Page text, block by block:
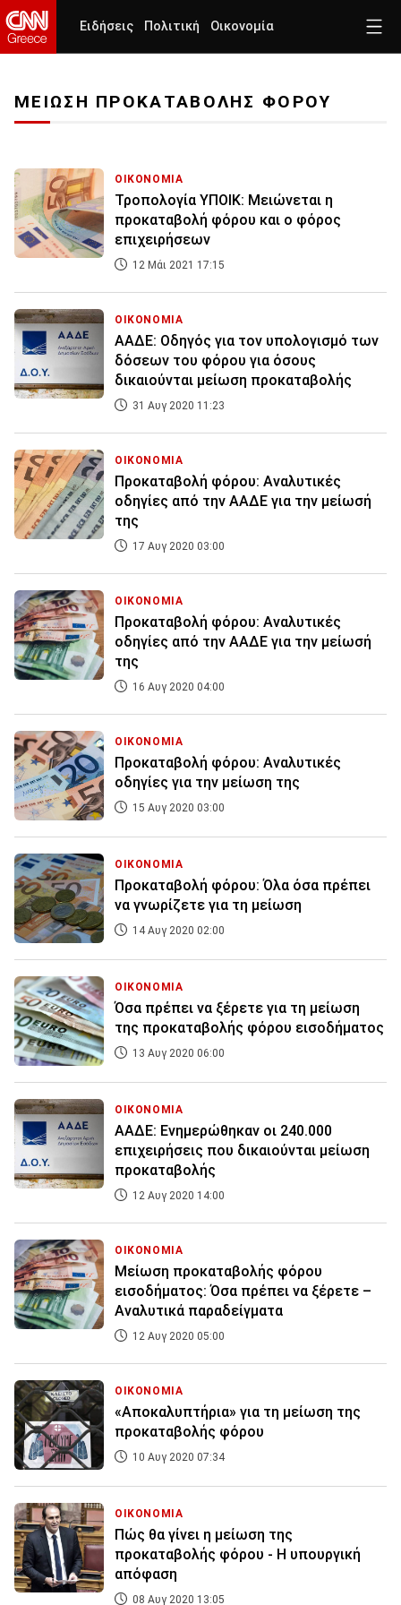
Ειδήσεις Πολιτική Οικονομία
ΜΕΙΩΣΗ ΠΡΟΚΑΤΑΒΟΛΗΣ ΦΟΡΟΥ
ΟΙΚΟΝΟΜΙΑ
Τροπολογία ΥΠΟΙΚ: Μειώνεται η
προκαταβολή φόρου και ο φόρος
επιχειρήσεων
12 Μάι 2021 17:15
ΟΙΚΟΝΟΜΙΑ
ΑΑΔΕ: Οδηγός για τον υπολογισμό των
δόσεων του φόρου για όσους
δικαιούνται μείωση προκαταβολής
31 Αυγ 2020 11:23
ΟΙΚΟΝΟΜΙΑ
Προκαταβολή φόρου: Αναλυτικές
οδηγίες από την ΑΑΔΕ για την μείωσή
της
17 Αυγ 2020 03:00
ΟΙΚΟΝΟΜΙΑ
Προκαταβολή φόρου: Αναλυτικές
οδηγίες από την ΑΑΔΕ για την μείωσή
της
16 Αυγ 2020 04:00
ΟΙΚΟΝΟΜΙΑ
Προκαταβολή φόρου: Αναλυτικές
οδηγίες για την μείωση της
15 Αυγ 2020 03:00
ΟΙΚΟΝΟΜΙΑ
Προκαταβολή φόρου: Όλα όσα πρέπει
να γνωρίζετε για τη μείωση
14 Αυγ 2020 02:00
ΟΙΚΟΝΟΜΙΑ
Όσα πρέπει να ξέρετε για τη μείωση
της προκαταβολής φόρου εισοδήματος
13 Αυγ 2020 06:00
ΟΙΚΟΝΟΜΙΑ
ΑΑΔΕ: Ενημερώθηκαν οι 240.000
επιχειρήσεις που δικαιούνται μείωση
προκαταβολής
12 Αυγ 2020 14:00
ΟΙΚΟΝΟΜΙΑ
Μείωση προκαταβολής φόρου
εισοδήματος: Όσα πρέπει να ξέρετε –
Αναλυτικά παραδείγματα
12 Αυγ 2020 05:00
ΟΙΚΟΝΟΜΙΑ
«Αποκαλυπτήρια» για τη μείωση της
προκαταβολής φόρου
10 Αυγ 2020 07:34
ΟΙΚΟΝΟΜΙΑ
Πώς θα γίνει η μείωση της
προκαταβολής φόρου - Η υπουργική
απόφαση
08 Αυγ 2020 13:05